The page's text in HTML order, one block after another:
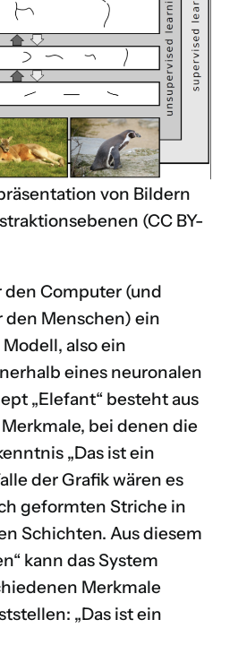
von Bildern
(CC BY-
den Computer (und
den Menschen) ein
also ein
eines neuronalen
„Elefant“ besteht aus
bei denen die
„Das ist ein
der Grafik wären es
geformten Striche in
Schichten. Aus diesem
kann das System
Merkmale
„Das ist ein